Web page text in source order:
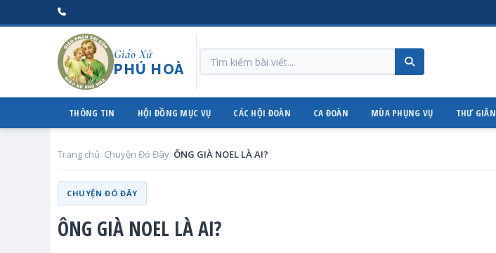
Giáo Xứ
PHÚ HOÀ
THÔNG TIN HỘI ĐỒNG MỤC VỤ CÁC HỘI ĐOÀN CA ĐOÀN MÙA PHỤNG VỤ THƯ GIÃN
Trang chủ Chuyện Đó Đây ÔNG GIÀ NOEL LÀ AI?
CHUYỆN ĐÓ ĐÂY
ÔNG GIÀ NOEL LÀ AI?